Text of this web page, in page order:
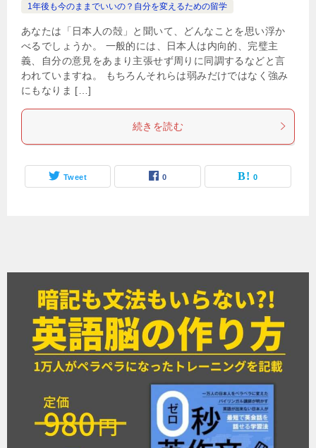
1年後も今のままでいいの？自分を変えるための留学
あなたは「日本人の殻」と聞いて、どんなことを思い浮か
べるでしょうか。 一般的には、日本人は内向的、完璧主
義、自分の意見をあまり主張せず周りに同調するなどと言
われていますね。 もちろんそれらは弱みだけではなく強み
にもなりま […]
続きを読む
Tweet 0 0